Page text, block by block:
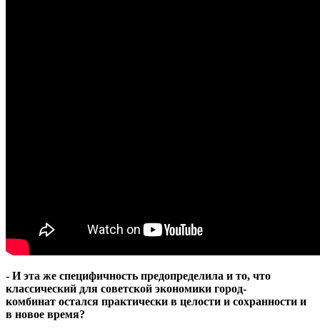
- И эта же специфичность предопределила и то, что
классический для советской экономики город-
комбинат остался практически в целости и сохранности и
в новое время?